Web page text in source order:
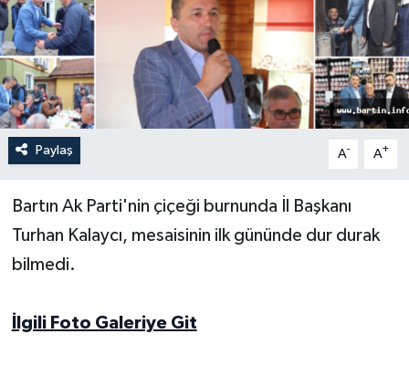
Paylaş A- A+
Bartın Ak Parti'nin çiçeği burnunda İl Başkanı
Turhan Kalaycı, mesaisinin ilk gününde dur durak
bilmedi.
İlgili Foto Galeriye Git
Siyaset
Spor
Tarım
Turizm
Yaşam
Yerel Yönetimler